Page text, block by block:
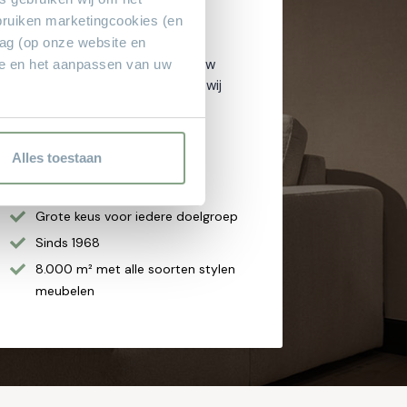
marketingcookies (en
(op onze website en
en het aanpassen van uw
Alles toestaan
Theo Stet?
Het vertrouwde adres voor al uw
meubelen! Geen aanbetaling & wij
Hoge service en kwaliteit
Altijd scherpe aanbiedingen
Gratis parkeren
Grote keus voor iedere doelgroep
Sinds 1968
8.000 m² met alle soorten stylen
meubelen